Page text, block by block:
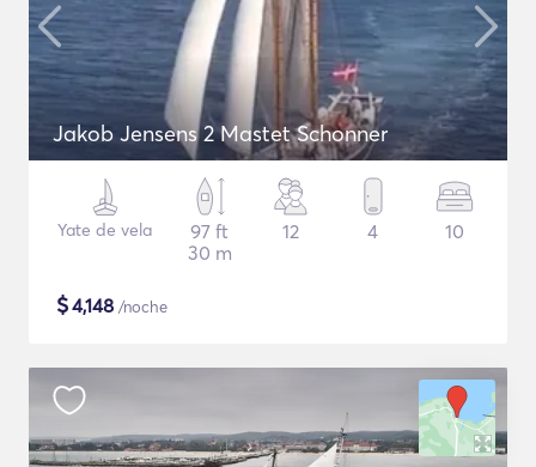
Jakob Jensens 2 Mastet Schonner
Yate de vela
97 ft
30 m
12 4 10
$4,148 /noche